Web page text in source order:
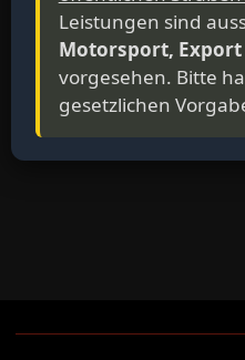
Leistungen sind
Motorsport,
vorgesehen. Bitte
gesetzlichen